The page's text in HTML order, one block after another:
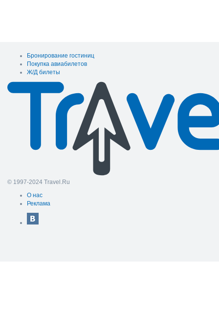
Бронирование гостиниц
Покупка авиабилетов
Ж/Д билеты
© 1997-2024 Travel.Ru
О нас
Реклама